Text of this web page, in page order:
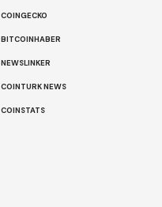
COINGECKO
BITCOINHABER
NEWSLINKER
COINTURK NEWS
COINSTATS